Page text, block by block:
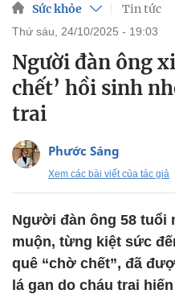
Sức khỏe Tin tức
thứ sáu, 24/10/2025 - 19:03
Người đàn ông
chết’ hồi sinh
trai
Phước Sáng
Xem các bài viết của tác giả
Người đàn ông 58 tuổi
muộn, từng kiệt sức
quê “chờ chết”, đã
lá gan do cháu trai